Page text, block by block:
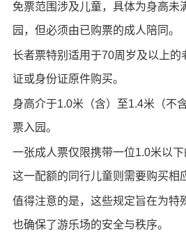
免票范围涉及儿童，具体为身高未
园，但必须由已购票的成人陪同。
长者票特别适用于70周岁及以上的
证或身份证原件购买。
身高介于1.0米（含）至1.4米（不
票入园。
一张成人票仅限携带一位1.0米以
这一配额的同行儿童则需要购买相
值得注意的是，这些规定旨在为特
也确保了游乐场的安全与秩序。